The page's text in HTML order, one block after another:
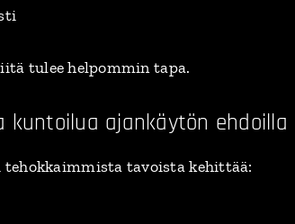
tulee helpommin tapa.
kuntoilua ajankäytön ehdoilla
tavoista kehittää: